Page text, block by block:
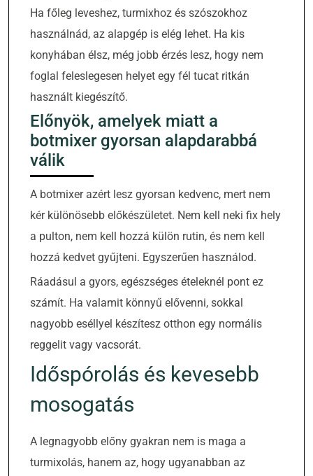
Ha főleg leveshez, turmixhoz és szószokhoz
használnád, az alapgép is elég lehet. Ha kis
konyhában élsz, még jobb érzés lesz, hogy nem
foglal feleslegesen helyet egy fél tucat ritkán
használt kiegészítő.
Előnyök, amelyek miatt a
botmixer gyorsan alapdarabbá
válik
A botmixer azért lesz gyorsan kedvenc, mert nem
kér különösebb előkészületet. Nem kell neki fix hely
a pulton, nem kell hozzá külön rutin, és nem kell
hozzá kedvet gyűjteni. Egyszerűen használod.
Ráadásul a gyors, egészséges ételeknél pont ez
számít. Ha valamit könnyű elővenni, sokkal
nagyobb eséllyel készítesz otthon egy normális
reggelit vagy vacsorát.
Időspórolás és kevesebb
mosogatás
A legnagyobb előny gyakran nem is maga a
turmixolás, hanem az, hogy ugyanabban az